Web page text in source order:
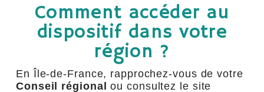
Comment accéder au
dispositif dans votre
région ?
En Île-de-France, rapprochez-vous de votre
Conseil régional ou consultez le site